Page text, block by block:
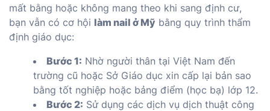
mất bằng hoặc không mang theo khi sang định cư,
bạn vẫn có cơ hội làm nail ở Mỹ bằng quy trình thẩm
định giáo dục:
Bước 1: Nhờ người thân tại Việt Nam đến
trường cũ hoặc Sở Giáo dục xin cấp lại bản sao
bằng tốt nghiệp hoặc bảng điểm (học bạ) lớp 12.
Bước 2: Sử dụng các dịch vụ dịch thuật công